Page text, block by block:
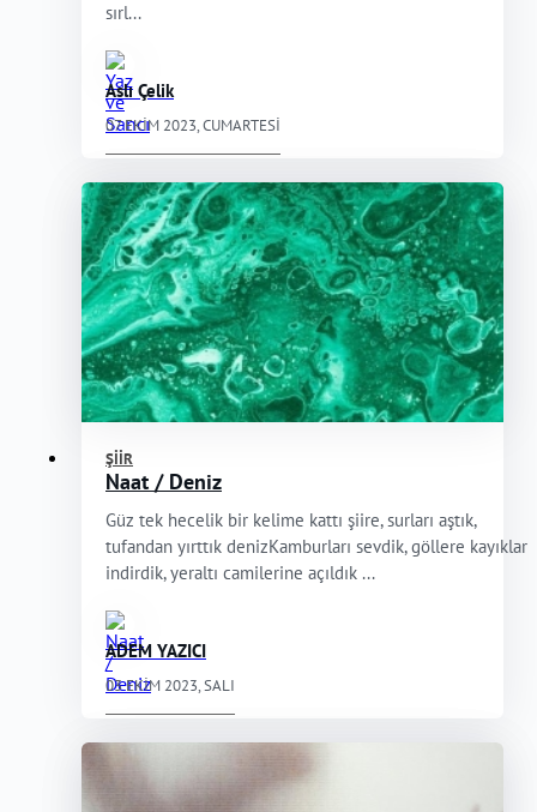
sırl...
Aslı Çelik
07 EKIM 2023, CUMARTESI
ŞIIR
Naat / Deniz
Güz tek hecelik bir kelime kattı şiire, surları aştık,
tufandan yırttık denizKamburları sevdik, göllere kayıklar
indirdik, yeraltı camilerine açıldık ...
ADEM YAZICI
03 EKIM 2023, SALI